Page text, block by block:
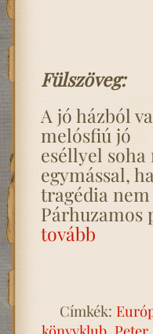
Fülszöveg:
A jó házból
melósfiú jó
eséllyel
egymással,
tragédia
tovább
Címkék: